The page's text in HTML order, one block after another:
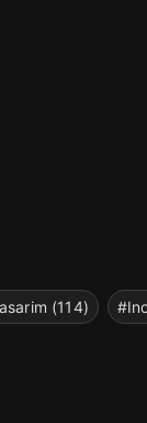
(114)